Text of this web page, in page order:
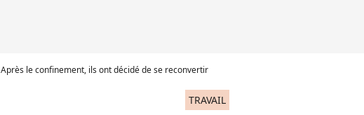
Après le confinement, ils ont décidé de se reconvertir
TRAVAIL